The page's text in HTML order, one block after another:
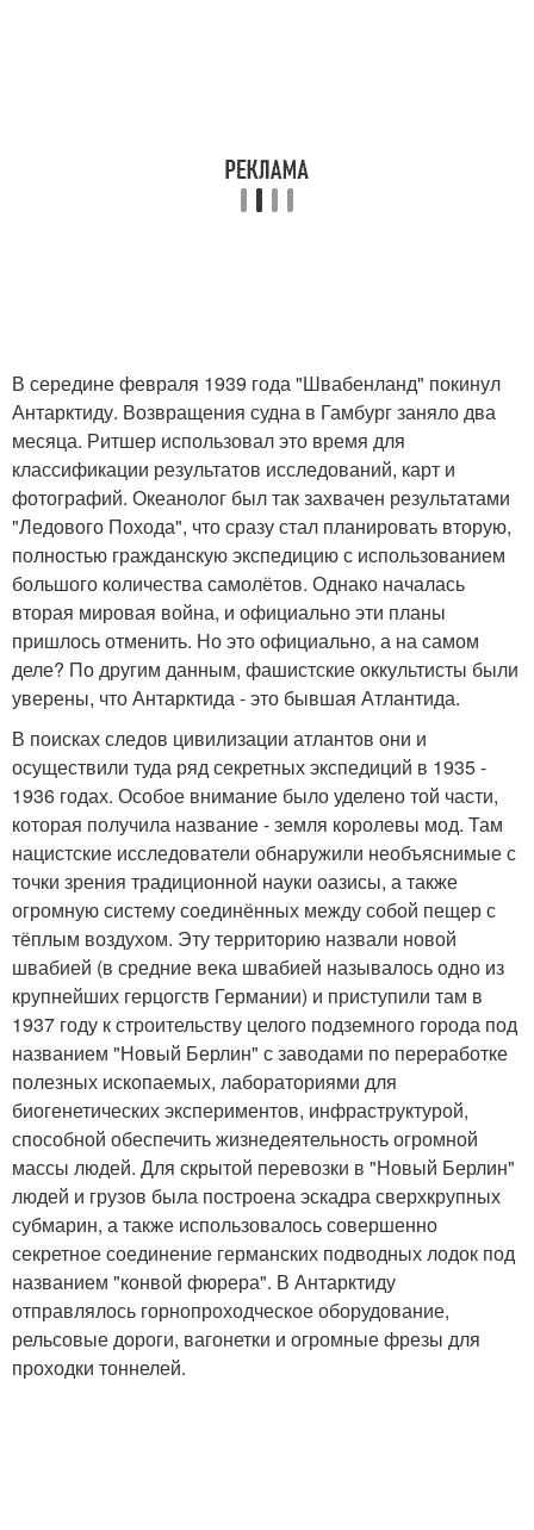
В середине февраля 1939 года "Швабенланд" покинул
Антарктиду. Возвращения судна в Гамбург заняло два
месяца. Ритшер использовал это время для
классификации результатов исследований, карт и
фотографий. Океанолог был так захвачен результатами
"Ледового Похода", что сразу стал планировать вторую,
полностью гражданскую экспедицию с использованием
большого количества самолётов. Однако началась
вторая мировая война, и официально эти планы
пришлось отменить. Но это официально, а на самом
деле? По другим данным, фашистские оккультисты были
уверены, что Антарктида - это бывшая Атлантида.
В поисках следов цивилизации атлантов они и
осуществили туда ряд секретных экспедиций в 1935 -
1936 годах. Особое внимание было уделено той части,
которая получила название - земля королевы мод. Там
нацистские исследователи обнаружили необъяснимые с
точки зрения традиционной науки оазисы, а также
огромную систему соединённых между собой пещер с
тёплым воздухом. Эту территорию назвали новой
швабией (в средние века швабией называлось одно из
крупнейших герцогств Германии) и приступили там в
1937 году к строительству целого подземного города под
названием "Новый Берлин" с заводами по переработке
полезных ископаемых, лабораториями для
биогенетических экспериментов, инфраструктурой,
способной обеспечить жизнедеятельность огромной
массы людей. Для скрытой перевозки в "Новый Берлин"
людей и грузов была построена эскадра сверхкрупных
субмарин, а также использовалось совершенно
секретное соединение германских подводных лодок под
названием "конвой фюрера". В Антарктиду
отправлялось горнопроходческое оборудование,
рельсовые дороги, вагонетки и огромные фрезы для
проходки тоннелей.